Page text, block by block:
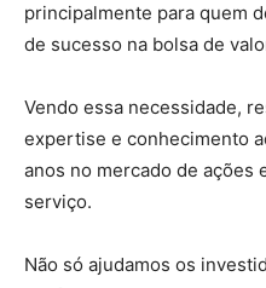
principalmente para quem
de sucesso na bolsa de
Vendo essa necessidade,
expertise e conhecimento
anos no mercado de ações
serviço.
Não só ajudamos os